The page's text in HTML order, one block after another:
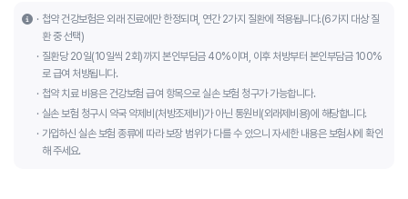
첩약 건강보험은 외래 진료에만 한정되며, 연간 2가지 질환에 적용됩니다.(6가지 대상 질
환 중 선택)
질환당 20일(10일씩 2회)까지 본인부담금 40%이며, 이후 처방부터 본인부담금 100%
로 급여 처방됩니다.
첩약 치료 비용은 건강보험 급여 항목으로 실손 보험 청구가 가능합니다.
실손 보험 청구시 약국 약제비(처방조제비)가 아닌 통원비(외래제비용)에 해당합니다.
가입하신 실손 보험 종류에 따라 보장 범위가 다를 수 있으니 자세한 내용은 보험사에 확인
해 주세요.